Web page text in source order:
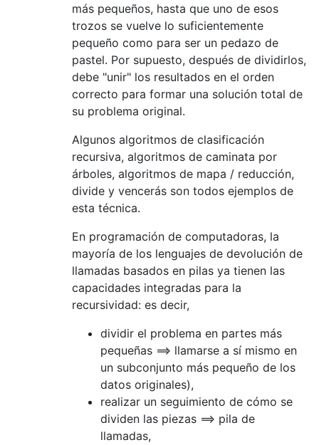
más pequeños, hasta que uno de esos
trozos se vuelve lo suficientemente
pequeño como para ser un pedazo de
pastel. Por supuesto, después de dividirlos,
debe "unir" los resultados en el orden
correcto para formar una solución total de
su problema original.
Algunos algoritmos de clasificación
recursiva, algoritmos de caminata por
árboles, algoritmos de mapa / reducción,
divide y vencerás son todos ejemplos de
esta técnica.
En programación de computadoras, la
mayoría de los lenguajes de devolución de
llamadas basados ​​en pilas ya tienen las
capacidades integradas para la
recursividad: es decir,
dividir el problema en partes más
pequeñas ==> llamarse a sí mismo en
un subconjunto más pequeño de los
datos originales),
realizar un seguimiento de cómo se
dividen las piezas ==> pila de
llamadas,